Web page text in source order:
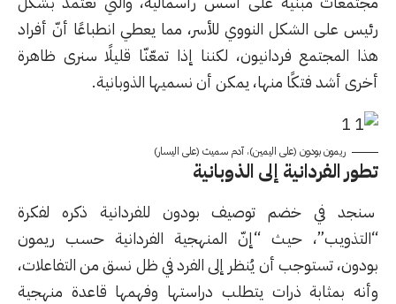
رئيس على الشكل النووي للأسر، مما يعطي انطباعًا أنّ أفراد
هذا المجتمع فردانيون، لكننا إذا تمعّنّا قليلًا سنرى ظاهرة
أخرى أشد فتكًا منها، يمكن أن نسميها الذوبانية.
ريمون بودون (على اليمين)، آدم سميث (على اليسار)
تطور الفردانية إلى الذوبانية
سنجد في خضم توصيف بودون للفردانية ذكره لفكرة
“التذويب”، حيث “إنّ المنهجية الفردانية حسب ريمون
بودون، تستوجب أن يُنظر إلى الفرد في ظل نسق من التفاعلات،
وأنه بمثابة ذرات يتطلب دراستها وفهمها قاعدة منهجية